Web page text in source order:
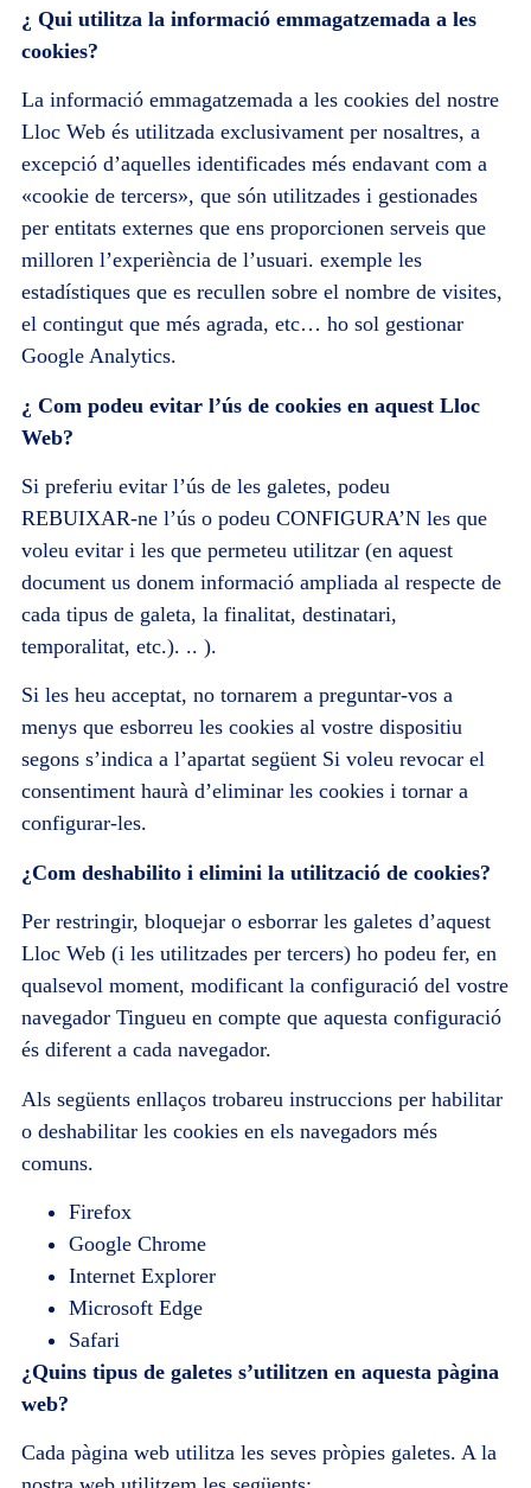
¿ Qui utilitza la informació emmagatzemada a les
cookies?
La informació emmagatzemada a les cookies del nostre
Lloc Web és utilitzada exclusivament per nosaltres, a
excepció d’aquelles identificades més endavant com a
«cookie de tercers», que són utilitzades i gestionades
per entitats externes que ens proporcionen serveis que
milloren l’experiència de l’usuari. exemple les
estadístiques que es recullen sobre el nombre de visites,
el contingut que més agrada, etc… ho sol gestionar
Google Analytics.
¿ Com podeu evitar l’ús de cookies en aquest Lloc
Web?
Si preferiu evitar l’ús de les galetes, podeu
REBUIXAR-ne l’ús o podeu CONFIGURA’N les que
voleu evitar i les que permeteu utilitzar (en aquest
document us donem informació ampliada al respecte de
cada tipus de galeta, la finalitat, destinatari,
temporalitat, etc.). .. ).
Si les heu acceptat, no tornarem a preguntar-vos a
menys que esborreu les cookies al vostre dispositiu
segons s’indica a l’apartat següent Si voleu revocar el
consentiment haurà d’eliminar les cookies i tornar a
configurar-les.
¿Com deshabilito i elimini la utilització de cookies?
Per restringir, bloquejar o esborrar les galetes d’aquest
Lloc Web (i les utilitzades per tercers) ho podeu fer, en
qualsevol moment, modificant la configuració del vostre
navegador Tingueu en compte que aquesta configuració
és diferent a cada navegador.
Als següents enllaços trobareu instruccions per habilitar
o deshabilitar les cookies en els navegadors més
comuns.
Firefox
Google Chrome
Internet Explorer
Microsoft Edge
Safari
¿Quins tipus de galetes s’utilitzen en aquesta pàgina
web?
Cada pàgina web utilitza les seves pròpies galetes. A la